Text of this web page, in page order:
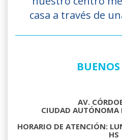
casa a través de
AV.
CIUDAD AUTÓNOMA
HORARIO DE ATENCIÓN:
HS